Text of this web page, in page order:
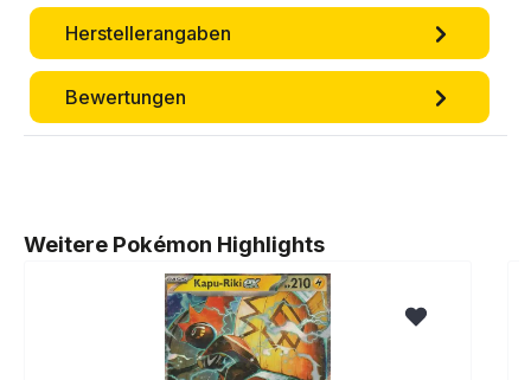
Herstellerangaben
Bewertungen
Produktgalerie überspringen
Weitere Pokémon Highlights